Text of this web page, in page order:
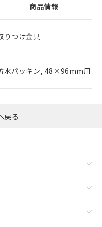
商品情報
りつけ金具
水パッキン, 48×96mm用
戻る
た在庫状況の
商品の中には、
なる商品もある
。
格照会結果は、
点での社内デー
ものであり、閲
の在庫および標
があることをご
お客様担当のオ
店や当社販売拠
に漏洩または開
リスト作成サー